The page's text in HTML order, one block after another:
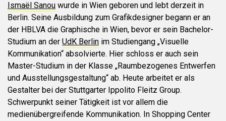
Ismaël Sanou wurde in Wien geboren und lebt derzeit in
Berlin. Seine Ausbildung zum Grafikdesigner begann er an
der HBLVA die Graphische in Wien, bevor er sein Bachelor-
Studium an der UdK Berlin im Studiengang „Visuelle
Kommunikation“ absolvierte. Hier schloss er auch sein
Master-Studium in der Klasse „Raumbezogenes Entwerfen
und Ausstellungsgestaltung“ ab. Heute arbeitet er als
Gestalter bei der Stuttgarter Ippolito Fleitz Group.
Schwerpunkt seiner Tätigkeit ist vor allem die
medienübergreifende Kommunikation. In Shopping Center